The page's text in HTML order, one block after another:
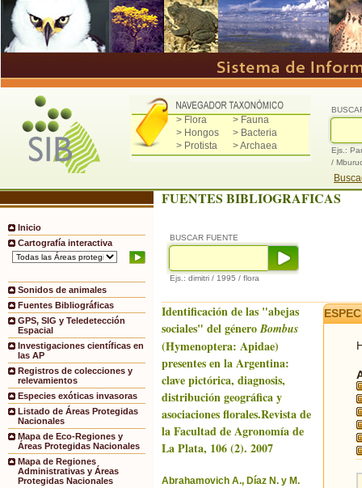
> Flora
> Fauna
> Hongos
> Bacteria
> Protista
> Archaea
Ejs.:
/
Inicio
Cartografía interactiva
Sonidos de animales
Fuentes Bibliográficas
GPS, SIG y Teledetección
Espacial
Investigaciones científicas en
las AP
Registros de colecciones y
relevamientos
Especies exóticas invasoras
Listado de Áreas Protegidas
Nacionales
Mapa de Eco-Regiones y
Áreas Protegidas Nacionales
Mapa de Regiones
Administrativas y Áreas
Protegidas Nacionales
FUENTES BIBLIOGRAFICAS
BUSCAR FUENTE
Ejs.: dimitri / 1995 / flora
Identificación de las "abejas
sociales" del géneroBombus
(Hymenoptera: Apidae)
presentes en la Argentina:
clave pictórica, diagnosis,
distribución geográfica y
asociaciones florales.Revista de
la Facultad de Agronomía de
La Plata, 106 (2). 2007
Abrahamovich A., Díaz N. y M.